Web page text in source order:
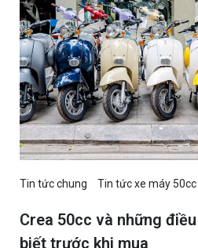
Tin tức chung Tin tức xe máy 50cc
Crea 50cc và những
biết trước khi mua